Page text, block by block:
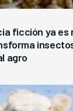
ficción ya es
agro